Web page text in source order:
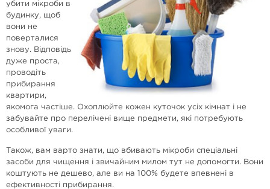
убити мікроби в
будинку, щоб
вони не
поверталися
знову. Відповідь
дуже проста,
проводіть
прибирання
квартири,
якомога частіше. Охоплюйте кожен куточок усіх кімнат і не
забувайте про перелічені вище предмети, які потребують
особливої уваги.
Також, вам варто знати, що вбивають мікроби спеціальні
засоби для чищення і звичайним милом тут не допомогти. Вони
коштують не дешево, але ви на 100% будете впевнені в
ефективності прибирання.